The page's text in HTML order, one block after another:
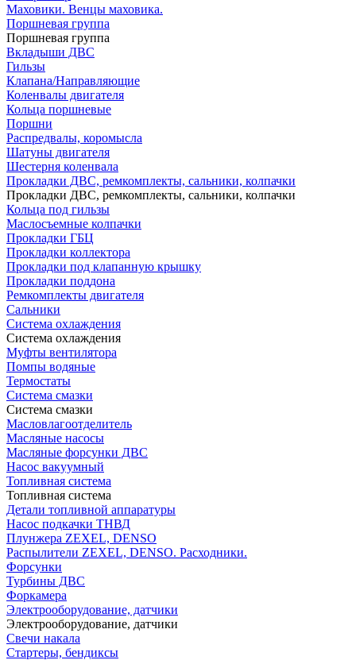
Маховики. Венцы маховика.
Поршневая группа
Поршневая группа
Вкладыши ДВС
Гильзы
Клапана/Направляющие
Коленвалы двигателя
Кольца поршневые
Поршни
Распредвалы, коромысла
Шатуны двигателя
Шестерня коленвала
Прокладки ДВС, ремкомплекты, сальники, колпачки
Прокладки ДВС, ремкомплекты, сальники, колпачки
Кольца под гильзы
Маслосъемные колпачки
Прокладки ГБЦ
Прокладки коллектора
Прокладки под клапанную крышку
Прокладки поддона
Ремкомплекты двигателя
Сальники
Система охлаждения
Система охлаждения
Муфты вентилятора
Помпы водяные
Термостаты
Система смазки
Система смазки
Масловлагоотделитель
Масляные насосы
Масляные форсунки ДВС
Насос вакуумный
Топливная система
Топливная система
Детали топливной аппаратуры
Насос подкачки ТНВД
Плунжера ZEXEL, DENSO
Распылители ZEXEL, DENSO. Расходники.
Форсунки
Турбины ДВС
Форкамера
Электрооборудование, датчики
Электрооборудование, датчики
Свечи накала
Стартеры, бендиксы